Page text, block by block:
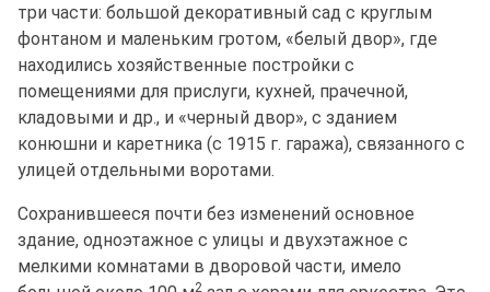
три части: большой декоративный сад с круглым
фонтаном и маленьким гротом, «белый двор», где
находились хозяйственные постройки с
помещениями для прислуги, кухней, прачечной,
кладовыми и др., и «черный двор», с зданием
конюшни и каретника (с 1915 г. гаража), связанного с
улицей отдельными воротами.
Сохранившееся почти без изменений основное
здание, одноэтажное с улицы и двухэтажное с
мелкими комнатами в дворовой части, имело
2